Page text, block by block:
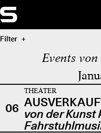
Filter
Events
06
THEATER
von der Kunst